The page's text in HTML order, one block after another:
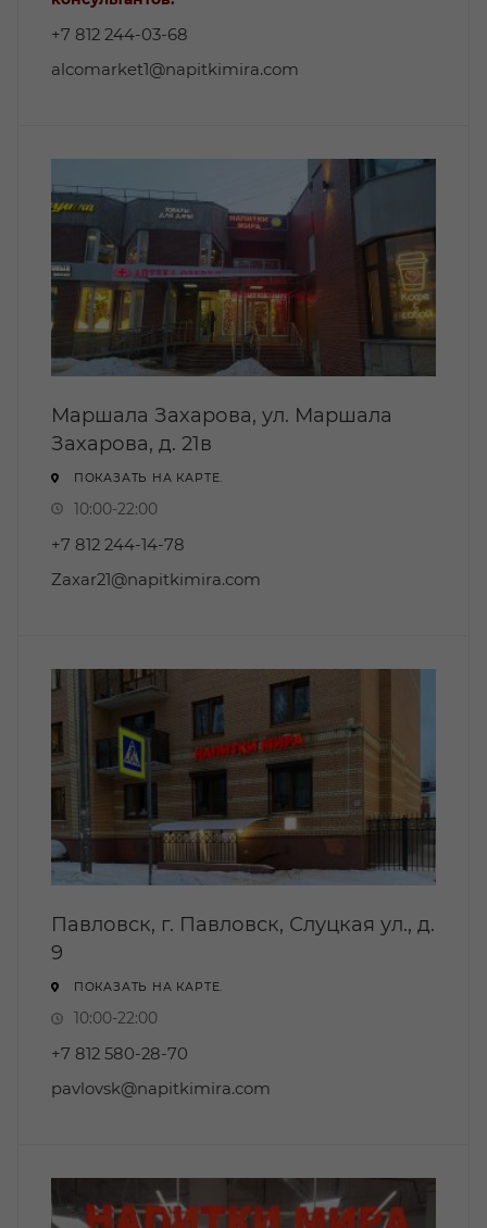
+7 812 244-03-68
alcomarket1@napitkimira.com
Маршала Захарова, ул. Маршала
Захарова, д. 21в
ПОКАЗАТЬ НА КАРТЕ.
10:00-22:00
+7 812 244-14-78
Zaxar21@napitkimira.com
Павловск, г. Павловск, Слуцкая ул., д.
9
ПОКАЗАТЬ НА КАРТЕ.
10:00-22:00
+7 812 580-28-70
pavlovsk@napitkimira.com